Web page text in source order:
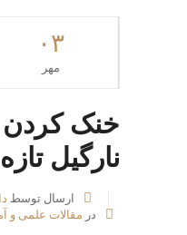
۰۳
مهر
خنک کردن
نارگیل تازه
ارسال توسط
در مقالات علمی و